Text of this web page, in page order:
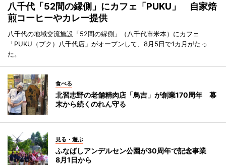
八千代「52間の縁側」にカフェ「PUKU」 自家焙
煎コーヒーやカレー提供
八千代の地域交流施設「52間の縁側」（八千代市米本）にカフェ
「PUKU（プク）八千代店」がオープンして、8月5日で1カ月がたっ
た。
食べる
北習志野の老舗精肉店「鳥吉」が創業170周年 幕
末から続くのれん守る
見る・遊ぶ
ふなばしアンデルセン公園が30周年で記念事業
8月1日から